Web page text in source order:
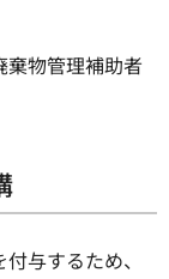
棄物管理補助者
与するため、